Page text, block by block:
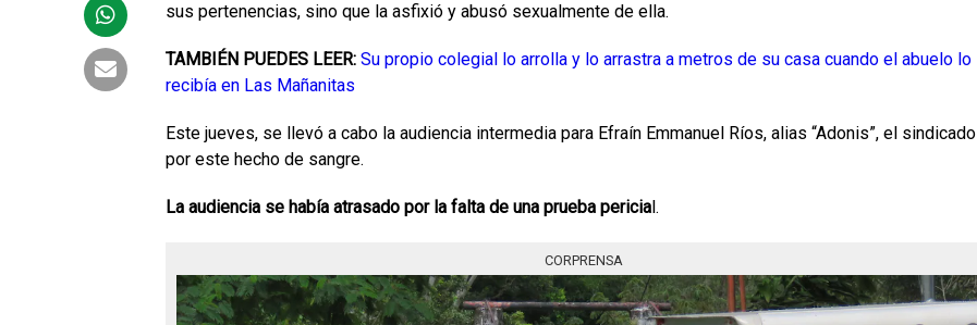
sus pertenencias, sino que la asfixió y abusó sexualmente de ella.
TAMBIÉN PUEDES LEER: Su propio colegial lo arrolla y lo arrastra a metros de su casa cuando el abuelo lo
recibía en Las Mañanitas
Este jueves, se llevó a cabo la audiencia intermedia para Efraín Emmanuel Ríos, alias “Adonis”, el sindicado
por este hecho de sangre.
La audiencia se había atrasado por la falta de una prueba pericial.
CORPRENSA